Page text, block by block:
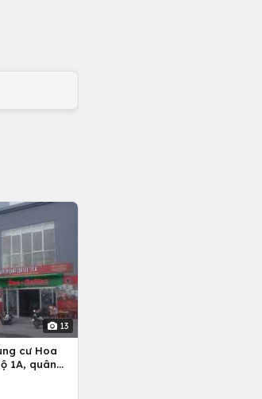
13
cư Hoa
1A, quân